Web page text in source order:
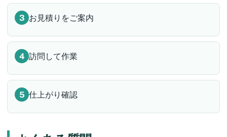
お見積りをご案内
訪問して作業
仕上がり確認